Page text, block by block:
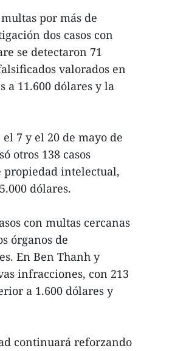
por más de
dos casos con
se detectaron 71
valorados en
a 11.600 dólares y la
7 y el 20 de mayo de
otros 138 casos
propiedad intelectual,
dólares.
con multas cercanas
órganos de
En Ben Thanh y
infracciones, con 213
a 1.600 dólares y
continuará reforzando